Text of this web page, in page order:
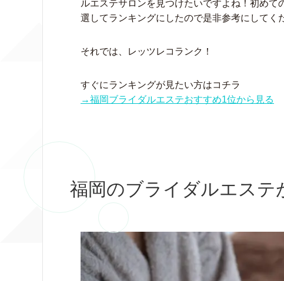
ルエステサロンを見つけたいですよね！初め
選してランキングにしたので是非参考にしてく
それでは、レッツレコランク！
すぐにランキングが見たい方はコチラ
→福岡ブライダルエステおすすめ1位から見る
福岡のブライダルエステ